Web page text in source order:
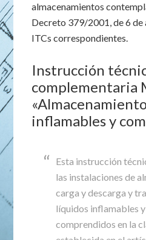
almacenamientos
Decreto 379/2001, de 6 de
ITCs correspondientes.
Instrucción
complementaria
inflamables y
Esta instrucción
las instalaciones de
carga y descarga y
líquidos inflamables
comprendidos en la